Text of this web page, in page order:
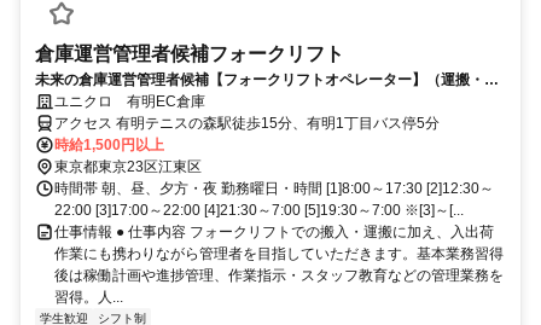
倉庫運営管理者候補フォークリフト
未来の倉庫運営管理者候補【フォークリフトオペレーター】（運搬・搬
入 等）
ユニクロ 有明EC倉庫
アクセス 有明テニスの森駅徒歩15分、有明1丁目バス停5分
時給1,500円以上
東京都東京23区江東区
時間帯 朝、昼、夕方・夜 勤務曜日・時間 [1]8:00～17:30 [2]12:30～
22:00 [3]17:00～22:00 [4]21:30～7:00 [5]19:30～7:00 ※[3]～[...
仕事情報 ● 仕事内容 フォークリフトでの搬入・運搬に加え、入出荷
作業にも携わりながら管理者を目指していただきます。基本業務習得
後は稼働計画や進捗管理、作業指示・スタッフ教育などの管理業務を
習得。人...
学生歓迎 シフト制